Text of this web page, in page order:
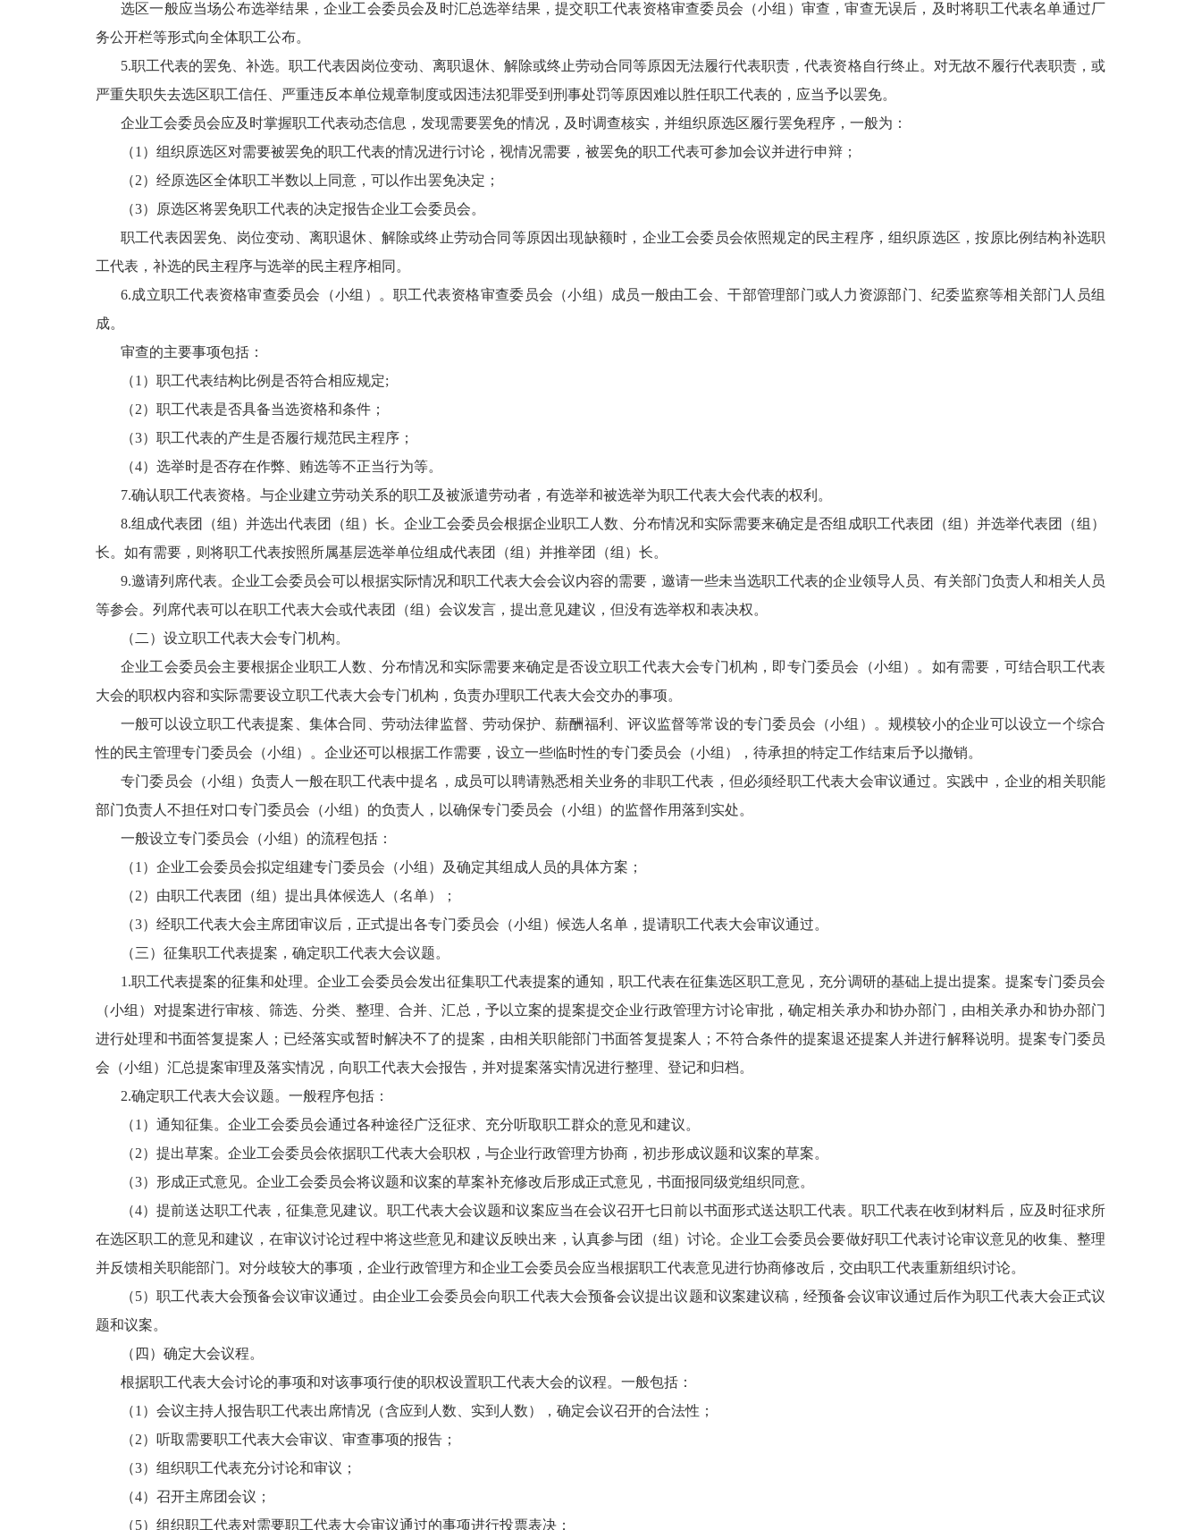
选区一般应当场公布选举结果，企业工会委员会及时汇总选举结果，提交职工代表资格审查委员会（小组）审查，审查无误后，及时将职工代表名单通过厂
务公开栏等形式向全体职工公布。
5.职工代表的罢免、补选。职工代表因岗位变动、离职退休、解除或终止劳动合同等原因无法履行代表职责，代表资格自行终止。对无故不履行代表职责，或
严重失职失去选区职工信任、严重违反本单位规章制度或因违法犯罪受到刑事处罚等原因难以胜任职工代表的，应当予以罢免。
企业工会委员会应及时掌握职工代表动态信息，发现需要罢免的情况，及时调查核实，并组织原选区履行罢免程序，一般为：
（1）组织原选区对需要被罢免的职工代表的情况进行讨论，视情况需要，被罢免的职工代表可参加会议并进行申辩；
（2）经原选区全体职工半数以上同意，可以作出罢免决定；
（3）原选区将罢免职工代表的决定报告企业工会委员会。
职工代表因罢免、岗位变动、离职退休、解除或终止劳动合同等原因出现缺额时，企业工会委员会依照规定的民主程序，组织原选区，按原比例结构补选职
工代表，补选的民主程序与选举的民主程序相同。
6.成立职工代表资格审查委员会（小组）。职工代表资格审查委员会（小组）成员一般由工会、干部管理部门或人力资源部门、纪委监察等相关部门人员组
成。
审查的主要事项包括：
（1）职工代表结构比例是否符合相应规定;
（2）职工代表是否具备当选资格和条件；
（3）职工代表的产生是否履行规范民主程序；
（4）选举时是否存在作弊、贿选等不正当行为等。
7.确认职工代表资格。与企业建立劳动关系的职工及被派遣劳动者，有选举和被选举为职工代表大会代表的权利。
8.组成代表团（组）并选出代表团（组）长。企业工会委员会根据企业职工人数、分布情况和实际需要来确定是否组成职工代表团（组）并选举代表团（组）
长。如有需要，则将职工代表按照所属基层选举单位组成代表团（组）并推举团（组）长。
9.邀请列席代表。企业工会委员会可以根据实际情况和职工代表大会会议内容的需要，邀请一些未当选职工代表的企业领导人员、有关部门负责人和相关人员
等参会。列席代表可以在职工代表大会或代表团（组）会议发言，提出意见建议，但没有选举权和表决权。
（二）设立职工代表大会专门机构。
企业工会委员会主要根据企业职工人数、分布情况和实际需要来确定是否设立职工代表大会专门机构，即专门委员会（小组）。如有需要，可结合职工代表
大会的职权内容和实际需要设立职工代表大会专门机构，负责办理职工代表大会交办的事项。
一般可以设立职工代表提案、集体合同、劳动法律监督、劳动保护、薪酬福利、评议监督等常设的专门委员会（小组）。规模较小的企业可以设立一个综合
性的民主管理专门委员会（小组）。企业还可以根据工作需要，设立一些临时性的专门委员会（小组），待承担的特定工作结束后予以撤销。
专门委员会（小组）负责人一般在职工代表中提名，成员可以聘请熟悉相关业务的非职工代表，但必须经职工代表大会审议通过。实践中，企业的相关职能
部门负责人不担任对口专门委员会（小组）的负责人，以确保专门委员会（小组）的监督作用落到实处。
一般设立专门委员会（小组）的流程包括：
（1）企业工会委员会拟定组建专门委员会（小组）及确定其组成人员的具体方案；
（2）由职工代表团（组）提出具体候选人（名单）；
（3）经职工代表大会主席团审议后，正式提出各专门委员会（小组）候选人名单，提请职工代表大会审议通过。
（三）征集职工代表提案，确定职工代表大会议题。
1.职工代表提案的征集和处理。企业工会委员会发出征集职工代表提案的通知，职工代表在征集选区职工意见，充分调研的基础上提出提案。提案专门委员会
（小组）对提案进行审核、筛选、分类、整理、合并、汇总，予以立案的提案提交企业行政管理方讨论审批，确定相关承办和协办部门，由相关承办和协办部门
进行处理和书面答复提案人；已经落实或暂时解决不了的提案，由相关职能部门书面答复提案人；不符合条件的提案退还提案人并进行解释说明。提案专门委员
会（小组）汇总提案审理及落实情况，向职工代表大会报告，并对提案落实情况进行整理、登记和归档。
2.确定职工代表大会议题。一般程序包括：
（1）通知征集。企业工会委员会通过各种途径广泛征求、充分听取职工群众的意见和建议。
（2）提出草案。企业工会委员会依据职工代表大会职权，与企业行政管理方协商，初步形成议题和议案的草案。
（3）形成正式意见。企业工会委员会将议题和议案的草案补充修改后形成正式意见，书面报同级党组织同意。
（4）提前送达职工代表，征集意见建议。职工代表大会议题和议案应当在会议召开七日前以书面形式送达职工代表。职工代表在收到材料后，应及时征求所
在选区职工的意见和建议，在审议讨论过程中将这些意见和建议反映出来，认真参与团（组）讨论。企业工会委员会要做好职工代表讨论审议意见的收集、整理
并反馈相关职能部门。对分歧较大的事项，企业行政管理方和企业工会委员会应当根据职工代表意见进行协商修改后，交由职工代表重新组织讨论。
（5）职工代表大会预备会议审议通过。由企业工会委员会向职工代表大会预备会议提出议题和议案建议稿，经预备会议审议通过后作为职工代表大会正式议
题和议案。
（四）确定大会议程。
根据职工代表大会讨论的事项和对该事项行使的职权设置职工代表大会的议程。一般包括：
（1）会议主持人报告职工代表出席情况（含应到人数、实到人数），确定会议召开的合法性；
（2）听取需要职工代表大会审议、审查事项的报告；
（3）组织职工代表充分讨论和审议；
（4）召开主席团会议；
（5）组织职工代表对需要职工代表大会审议通过的事项进行投票表决；